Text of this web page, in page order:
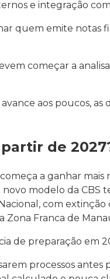
e integração
quem emite notas
começar a
aos poucos,
de
a ganhar
modelo da CBS
com
Zona Franca de
de preparação em
processos